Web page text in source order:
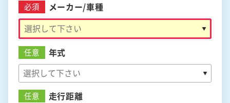
必須 メーカー/車種
任意 年式
任意 走行距離